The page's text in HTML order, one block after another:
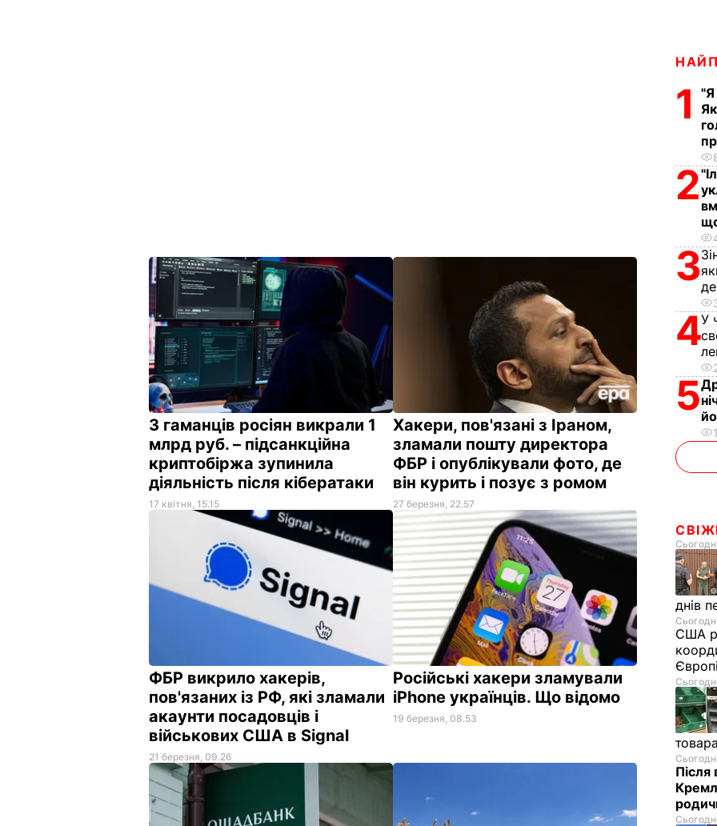
З гаманців росіян викрали 1
млрд руб. – підсанкційна
криптобіржа зупинила
діяльність після кібератаки
17 квітня, 15.15
Хакери, пов'язані з Іраном,
зламали пошту директора
ФБР і опублікували фото, де
він курить і позує з ромом
27 березня, 22.57
ФБР викрило хакерів,
пов'язаних із РФ, які зламали
акаунти посадовців і
військових США в Signal
21 березня, 09.26
Російські хакери зламували
iPhone українців. Що відомо
19 березня, 08.53
1
"Я
2
3
4У
5
днів
США
Після